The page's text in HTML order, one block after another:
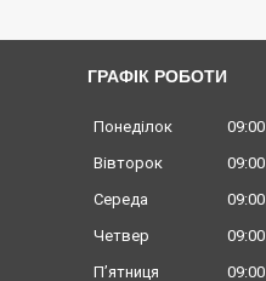
ГРАФІК РОБОТИ
Понеділок 09:00
Вівторок
09:00
Середа
09:00
Четвер
09:00
Пʼятниця
09:00